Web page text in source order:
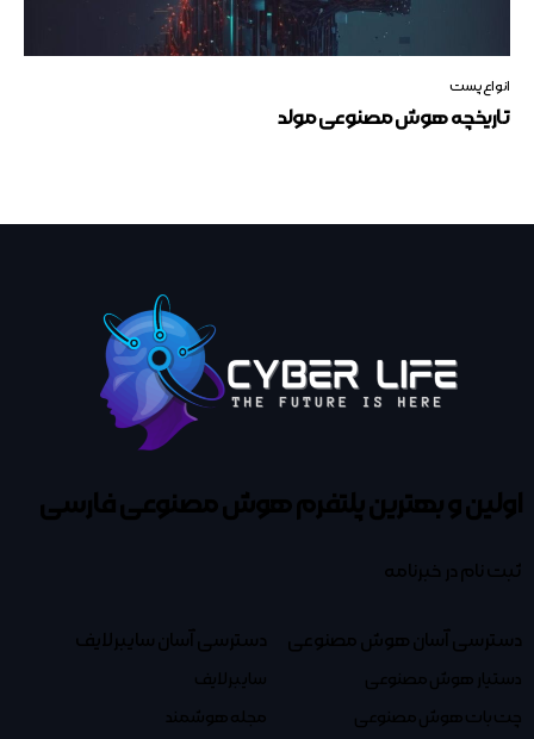
انواع پست
تاریخچه هوش مصنوعی مولد
اولین و بهترین پلتفرمهوش مصنوعی فارسی
ثبت نام در خبرنامه
دسترسی آسان هوش مصنوعی
دستیار هوش مصنوعی
چت بات هوش مصنوعی
دسترسی آسان سایبرلایف
سایبرلایف
مجله هوشمند